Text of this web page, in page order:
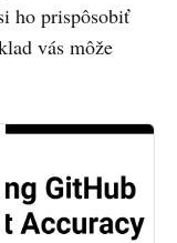
ho prispôsobiť
vás môže